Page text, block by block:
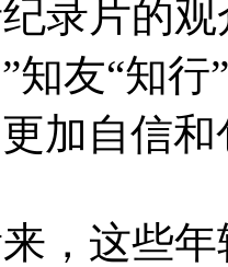
录片的观
知友“知
加自信和
，这些年